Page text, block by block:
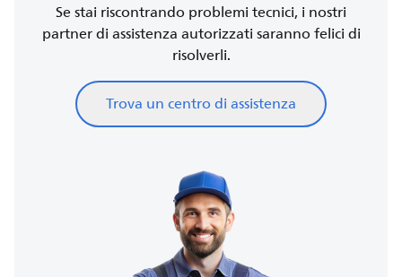
Se stai riscontrando problemi tecnici, i nostri
partner di assistenza autorizzati saranno felici di
risolverli.
Trova un centro di assistenza